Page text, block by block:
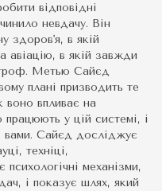
відповідні
невдачу. Він
здоров'я, в якій
авіацію, в якій завжди
Метью Сайєд
плані призводить те
воно впливає на
у цій системі, і
вами. Сайєд досліджує
техніці,
психологічні механізми,
і показує шлях, який